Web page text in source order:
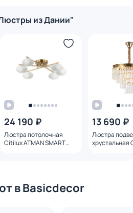
из Дании"
24 190 ₽
Люстра потолочная
Citilux ATMAN SMART
13 690 ₽
Люстра
хрустальная
в Basicdecor